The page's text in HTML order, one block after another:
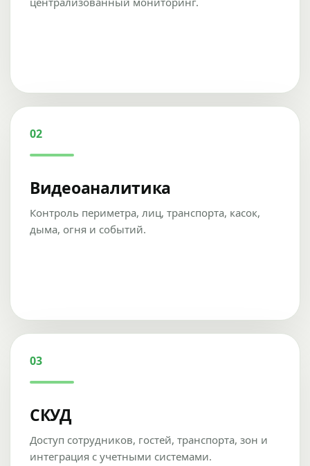
02
Видеоаналитика
Контроль периметра, лиц, транспорта, касок,
дыма, огня и событий.
03
СКУД
Доступ сотрудников, гостей, транспорта, зон и
интеграция с учетными системами.